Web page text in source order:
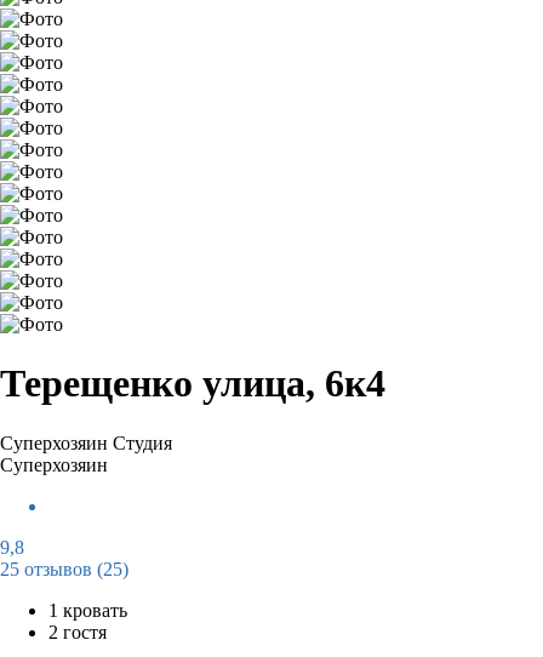
Терещенко улица, 6к4
Суперхозяин Студия
Суперхозяин
9,8
25 отзывов (25)
1 кровать
2 гостя